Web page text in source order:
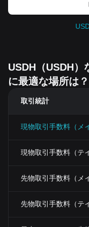
USDH（USDH）
に最適な場所は？
取引統計
現物取引手数料（メ
現物取引手数料（テ
先物取引手数料（メ
先物取引手数料（テ